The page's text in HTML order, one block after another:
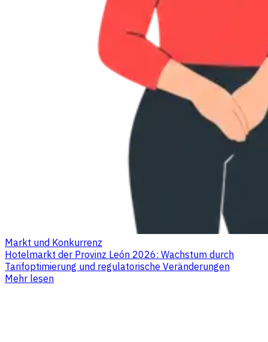
Markt und Konkurrenz
Hotelmarkt der Provinz León 2026: Wachstum durch
Tarifoptimierung und regulatorische Veränderungen
Mehr lesen